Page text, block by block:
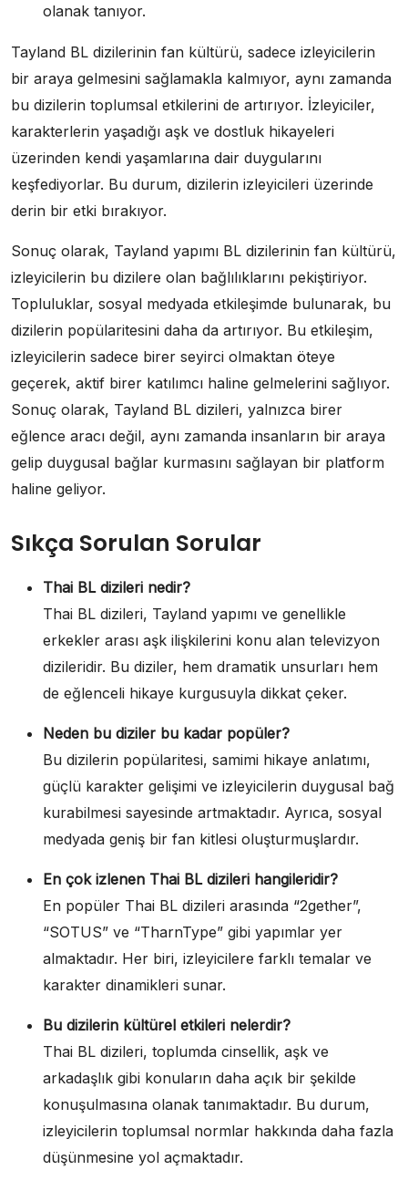
olanak tanıyor.
Tayland BL dizilerinin fan kültürü, sadece izleyicilerin
bir araya gelmesini sağlamakla kalmıyor, aynı zamanda
bu dizilerin toplumsal etkilerini de artırıyor. İzleyiciler,
karakterlerin yaşadığı aşk ve dostluk hikayeleri
üzerinden kendi yaşamlarına dair duygularını
keşfediyorlar. Bu durum, dizilerin izleyicileri üzerinde
derin bir etki bırakıyor.
Sonuç olarak, Tayland yapımı BL dizilerinin fan kültürü,
izleyicilerin bu dizilere olan bağlılıklarını pekiştiriyor.
Topluluklar, sosyal medyada etkileşimde bulunarak, bu
dizilerin popülaritesini daha da artırıyor. Bu etkileşim,
izleyicilerin sadece birer seyirci olmaktan öteye
geçerek, aktif birer katılımcı haline gelmelerini sağlıyor.
Sonuç olarak, Tayland BL dizileri, yalnızca birer
eğlence aracı değil, aynı zamanda insanların bir araya
gelip duygusal bağlar kurmasını sağlayan bir platform
haline geliyor.
Sıkça Sorulan Sorular
Thai BL dizileri nedir?
Thai BL dizileri, Tayland yapımı ve genellikle
erkekler arası aşk ilişkilerini konu alan televizyon
dizileridir. Bu diziler, hem dramatik unsurları hem
de eğlenceli hikaye kurgusuyla dikkat çeker.
Neden bu diziler bu kadar popüler?
Bu dizilerin popülaritesi, samimi hikaye anlatımı,
güçlü karakter gelişimi ve izleyicilerin duygusal bağ
kurabilmesi sayesinde artmaktadır. Ayrıca, sosyal
medyada geniş bir fan kitlesi oluşturmuşlardır.
En çok izlenen Thai BL dizileri hangileridir?
En popüler Thai BL dizileri arasında “2gether”,
“SOTUS” ve “TharnType” gibi yapımlar yer
almaktadır. Her biri, izleyicilere farklı temalar ve
karakter dinamikleri sunar.
Bu dizilerin kültürel etkileri nelerdir?
Thai BL dizileri, toplumda cinsellik, aşk ve
arkadaşlık gibi konuların daha açık bir şekilde
konuşulmasına olanak tanımaktadır. Bu durum,
izleyicilerin toplumsal normlar hakkında daha fazla
düşünmesine yol açmaktadır.